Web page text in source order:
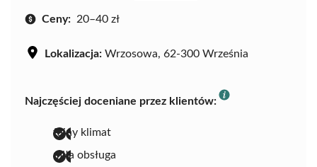
Ceny: 20–40 zł
Lokalizacja: Wrzosowa, 62-300 Września
Najczęściej doceniane przez klientów:
fajny klimat
miła obsługa